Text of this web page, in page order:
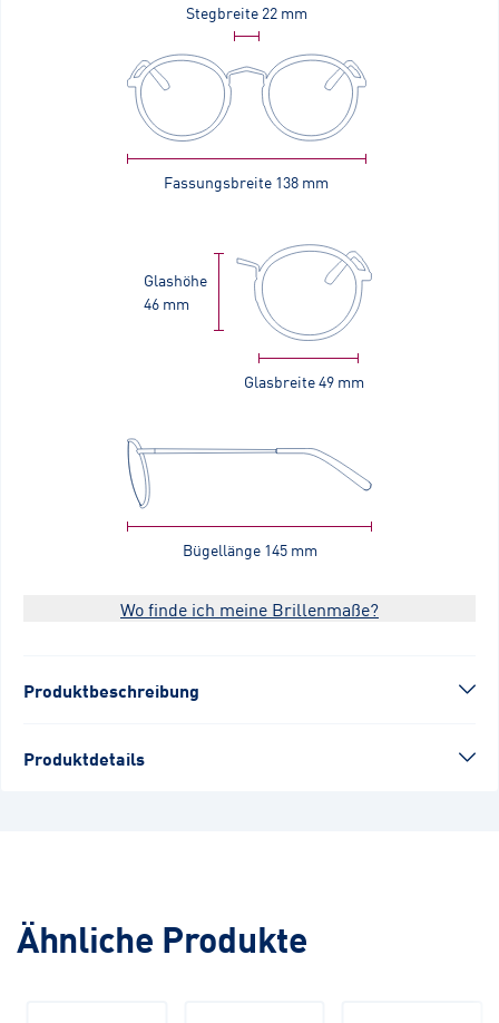
Stegbreite 22 mm
Fassungsbreite 138 mm
Glasbreite49 mm
Glashöhe
46 mm
Bügellänge 145 mm
Wo finde ich meine Brillenmaße?
Produktbeschreibung
Produktdetails
Ähnliche Produkte